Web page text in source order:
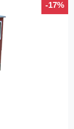
-17%